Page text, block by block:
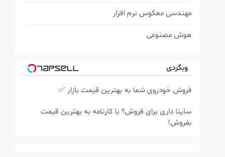
مهندسی معکوس نرم افزار
هوش مصنوعی
وبگردی
فروش خودروی شما به بهترین قیمت بازار ✅
ساینا داری برای فروش؟ با کارنامه به بهترین قیمت
بفروش!